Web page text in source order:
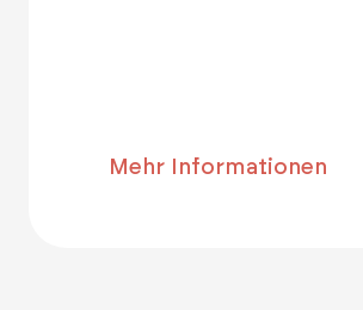
Mehr Informationen